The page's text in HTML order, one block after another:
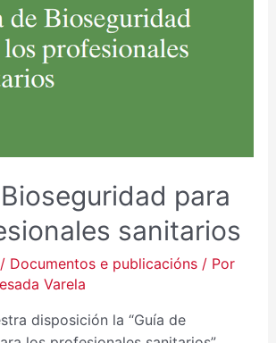
para
sanitarios
/ Documentos e publicacións/ Por
Varela
disposición la “Guía de
BIOSEGURIDAD
PARA
LOS
PROFESIONALES